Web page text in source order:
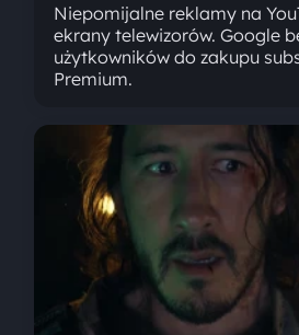
Niepomijalne reklamy na
ekrany telewizorów. Google
użytkowników do zakupu
Premium.